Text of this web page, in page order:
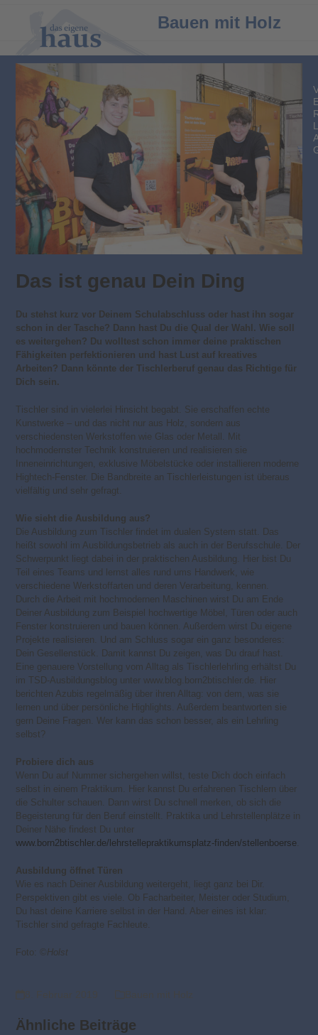
mobile
menu
mobile
menu
Bauen mit Holz
Das ist genau Dein Ding
Du stehst kurz vor Deinem Schulabschluss oder hast ihn sogar
schon in der Tasche? Dann hast Du die Qual der Wahl. Wie soll
es weitergehen? Du wolltest schon immer deine praktischen
Fähigkeiten perfektionieren und hast Lust auf kreatives
Arbeiten? Dann könnte der Tischlerberuf genau das Richtige für
Dich sein.
Tischler sind in vielerlei Hinsicht begabt. Sie erschaffen echte
Kunstwerke – und das nicht nur aus Holz, sondern aus
verschiedensten Werkstoffen wie Glas oder Metall. Mit
hochmodernster Technik konstruieren und realisieren sie
Inneneinrichtungen, exklusive Möbelstücke oder installieren moderne
Hightech-Fenster. Die Bandbreite an Tischlerleistungen ist überaus
vielfältig und sehr gefragt.
Wie sieht die Ausbildung aus?
Die Ausbildung zum Tischler findet im dualen System statt. Das
heißt sowohl im Ausbildungsbetrieb als auch in der Berufsschule. Der
Schwerpunkt liegt dabei in der praktischen Ausbildung. Hier bist Du
Teil eines Teams und lernst alles rund ums Handwerk, wie
verschiedene Werkstoffarten und deren Verarbeitung, kennen.
Durch die Arbeit mit hochmodernen Maschinen wirst Du am Ende
Deiner Ausbildung zum Beispiel hochwertige Möbel, Türen oder auch
Fenster konstruieren und bauen können. Außerdem wirst Du eigene
Projekte realisieren. Und am Schluss sogar ein ganz besonderes:
Dein Gesellenstück. Damit kannst Du zeigen, was Du drauf hast.
Eine genauere Vorstellung vom Alltag als Tischlerlehrling erhältst Du
im TSD-Ausbildungsblog unter www.blog.born2btischler.de. Hier
berichten Azubis regelmäßig über ihren Alltag: von dem, was sie
lernen und über persönliche Highlights. Außerdem beantworten sie
gern Deine Fragen. Wer kann das schon besser, als ein Lehrling
selbst?
Probiere dich aus
Wenn Du auf Nummer sichergehen willst, teste Dich doch einfach
selbst in einem Praktikum. Hier kannst Du erfahrenen Tischlern über
die Schulter schauen. Dann wirst Du schnell merken, ob sich die
Begeisterung für den Beruf einstellt. Praktika und Lehrstellenplätze in
Deiner Nähe findest Du unter
www.born2btischler.de/lehrstellepraktikumsplatz-finden/stellenboerse
Ausbildung öffnet Türen
Wie es nach Deiner Ausbildung weitergeht, liegt ganz bei Dir.
Perspektiven gibt es viele. Ob Facharbeiter, Meister oder Studium,
Du hast deine Karriere selbst in der Hand. Aber eines ist klar:
Tischler sind gefragte Fachleute.
Foto: © Holst
Ähnliche Beiträge
L